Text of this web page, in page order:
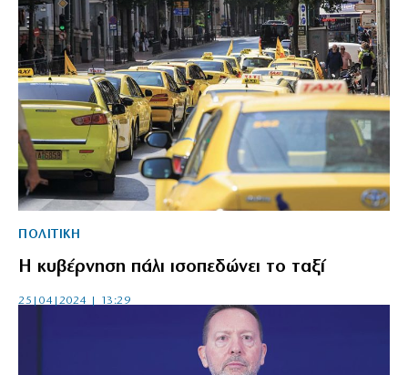
ΠΟΛΙΤΙΚΗ
Η κυβέρνηση πάλι ισοπεδώνει το ταξί
25|04|2024 | 13:29